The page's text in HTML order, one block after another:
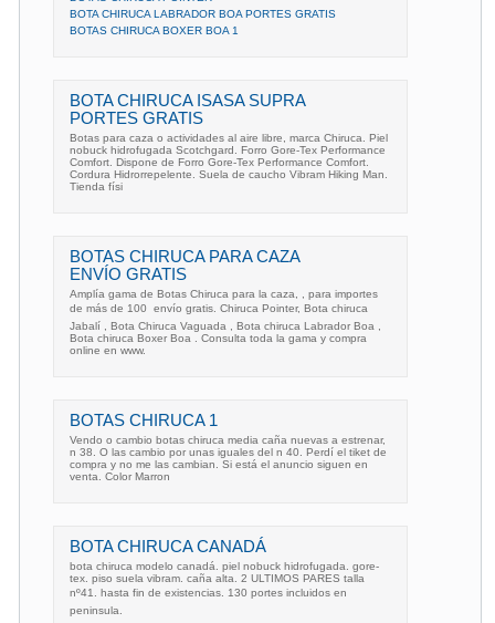
BOTA CHIRUCA LABRADOR BOA PORTES GRATIS
BOTAS CHIRUCA BOXER BOA 1
BOTA CHIRUCA ISASA SUPRA
PORTES GRATIS
Botas para caza o actividades al aire libre, marca Chiruca. Piel
nobuck hidrofugada Scotchgard. Forro Gore-Tex Performance
Comfort. Dispone de Forro Gore-Tex Performance Comfort.
Cordura Hidrorrepelente. Suela de caucho Vibram Hiking Man.
Tienda físi
BOTAS CHIRUCA PARA CAZA
ENVÍO GRATIS
Amplía gama de Botas Chiruca para la caza, , para importes
de más de 100  envío gratis. Chiruca Pointer, Bota chiruca
Jabalí , Bota Chiruca Vaguada , Bota chiruca Labrador Boa ,
Bota chiruca Boxer Boa . Consulta toda la gama y compra
online en www.
BOTAS CHIRUCA 1
Vendo o cambio botas chiruca media caña nuevas a estrenar,
n 38. O las cambio por unas iguales del n 40. Perdí el tiket de
compra y no me las cambian. Si está el anuncio siguen en
venta. Color Marron
BOTA CHIRUCA CANADÁ
bota chiruca modelo canadá. piel nobuck hidrofugada. gore-
tex. piso suela vibram. caña alta. 2 ULTIMOS PARES talla
nº41. hasta fin de existencias. 130 portes incluidos en
peninsula.